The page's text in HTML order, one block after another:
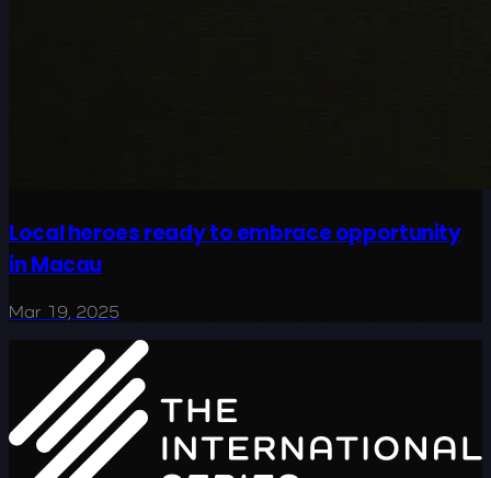
Local heroes ready to embrace opportunity
in Macau
Mar 19, 2025